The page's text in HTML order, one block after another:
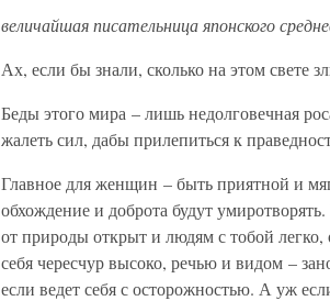
величайшая писательница японского
Ах, если бы знали, сколько на этом свете
Беды этого мира – лишь недолговечная
жалеть сил, дабы прилепиться к
Главное для женщин – быть приятной и
обхождение и доброта будут
от природы открыт и людям с тобой легко,
себя чересчур высоко, речью и видом –
если ведет себя с осторожностью. А уж